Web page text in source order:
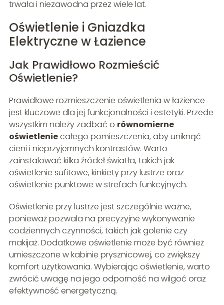
trwała i niezawodna przez wiele lat.
Oświetlenie i Gniazdka
Elektryczne w Łazience
Jak Prawidłowo Rozmieścić
Oświetlenie?
Prawidłowe rozmieszczenie oświetlenia w łazience
jest kluczowe dla jej funkcjonalności i estetyki. Przede
wszystkim należy zadbać o równomierne
oświetleniecałego pomieszczenia, aby uniknąć
cieni i nieprzyjemnych kontrastów. Warto
zainstalować kilka źródeł światła, takich jak
oświetlenie sufitowe, kinkiety przy lustrze oraz
oświetlenie punktowe w strefach funkcyjnych.
Oświetlenie przy lustrze jest szczególnie ważne,
ponieważ pozwala na precyzyjne wykonywanie
codziennych czynności, takich jak golenie czy
makijaż. Dodatkowe oświetlenie może być również
umieszczone w kabinie prysznicowej, co zwiększy
komfort użytkowania. Wybierając oświetlenie, warto
zwrócić uwagę na jego odporność na wilgoć oraz
efektywność energetyczną.